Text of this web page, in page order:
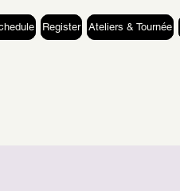
Register Ateliers & Tournée